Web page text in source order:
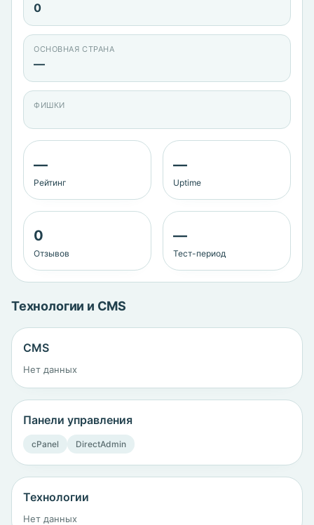
0
ОСНОВНАЯ СТРАНА
—
ФИШКИ
—
Рейтинг
—
Uptime
0
Отзывов
—
Тест-период
Технологии и CMS
CMS
Нет данных
Панели управления
cPanel DirectAdmin
Технологии
Нет данных